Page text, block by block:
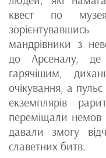
квест по
мандрівники з
до Арсеналу,
гарячішим,
очікування, а
екземплярів
переміщали немов
давали змогу
славетних битв.